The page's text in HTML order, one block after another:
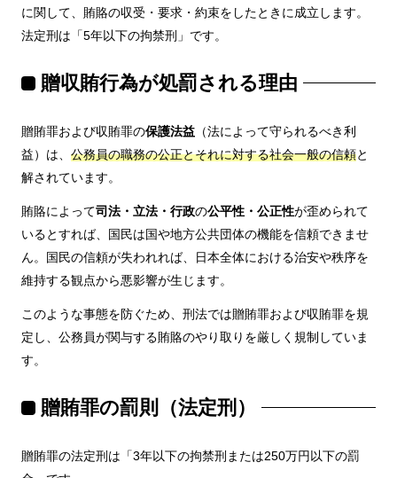
に関して、賄賂の収受・要求・約束をしたときに成立します。
法定刑は「5年以下の拘禁刑」です。
贈収賄行為が処罰される理由
贈賄罪および収賄罪の保護法益 （法によって守られるべき利
益）は、 公務員の職務の公正とそれに対する社会一般の信頼と
解されています。
賄賂によって司法・立法・行政の公平性・公正性が歪められて
いるとすれば、国民は国や地方公共団体の機能を信頼できませ
ん。国民の信頼が失われれば、日本全体における治安や秩序を
維持する観点から悪影響が生じます。
このような事態を防ぐため、刑法では贈賄罪および収賄罪を規
定し、公務員が関与する賄賂のやり取りを厳しく規制していま
す。
贈賄罪の罰則（法定刑）
贈賄罪の法定刑は「3年以下の拘禁刑または250万円以下の罰